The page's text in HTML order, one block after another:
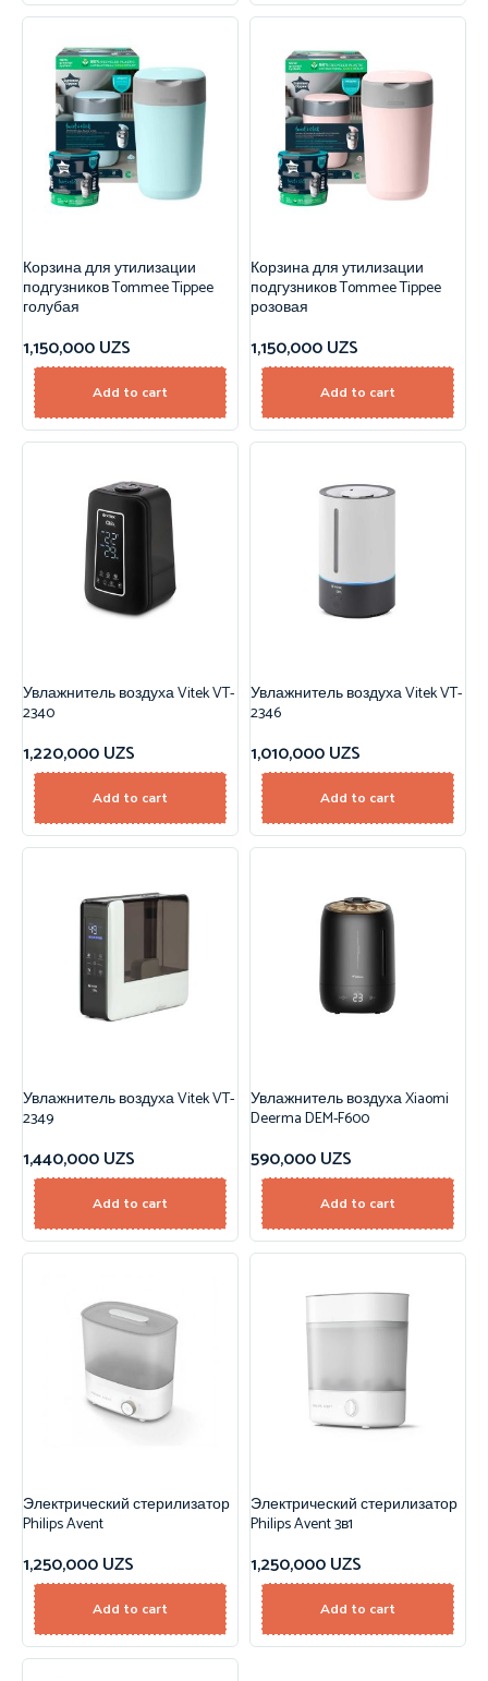
Корзина для утилизации
подгузников Tommee Tippee
голубая
1,150,000UZS
Add to cart
Корзина для утилизации
подгузников Tommee Tippee
розовая
1,150,000UZS
Add to cart
Увлажнитель воздуха Vitek VT-
2340
1,220,000UZS
Add to cart
Увлажнитель воздуха Vitek VT-
2346
1,010,000UZS
Add to cart
Увлажнитель воздуха Vitek VT-
2349
1,440,000UZS
Add to cart
Увлажнитель воздуха Xiaomi
Deerma DEM-F600
590,000UZS
Add to cart
Электрический стерилизатор
Philips Avent
1,250,000UZS
Add to cart
Электрический стерилизатор
Philips Avent 3в1
1,250,000UZS
Add to cart